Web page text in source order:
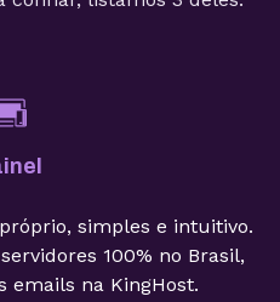
simples e intuitivo.
100% no Brasil,
emails na KingHost.